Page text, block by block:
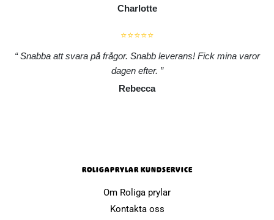
Charlotte
⭐⭐⭐⭐⭐
Snabba att svara på frågor. Snabb leverans! Fick mina varor
dagen efter.
Rebecca
ROLIGAPRYLAR KUNDSERVICE
Om Roliga prylar
Kontakta oss